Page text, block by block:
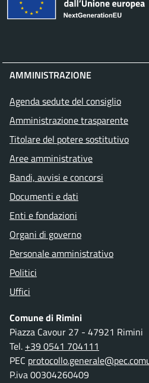
AMMINISTRAZIONE
Agenda sedute del consiglio
Amministrazione trasparente
Titolare del potere sostitutivo
Aree amministrative
Bandi, avvisi e concorsi
Documenti e dati
Enti e fondazioni
Organi di governo
Personale amministrativo
Politici
Uffici
Comune di Rimini
Piazza Cavour 27 - 47921 Rimini
Tel. +39 0541 704111
PEC
P.iva 00304260409